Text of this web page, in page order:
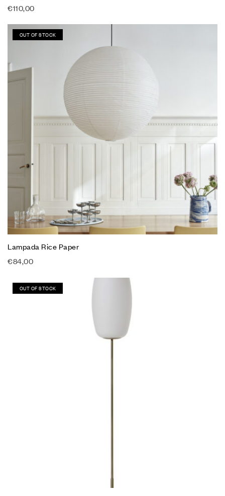
€110,00
OUT OF STOCK
Lampada Rice Paper
€84,00
OUT OF STOCK